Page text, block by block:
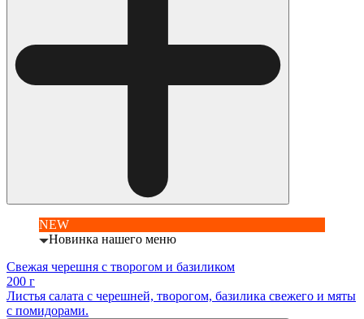
NEW
Новинка нашего меню
Свежая черешня с творогом и базиликом
200 г
Листья салата с черешней, творогом, базилика свежего и мяты
с помидорами.